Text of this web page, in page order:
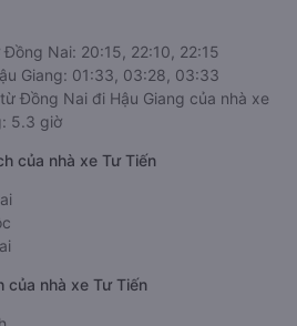
Nai: 20:15, 22:10, 22:15
Giang: 01:33, 03:28, 03:33
Đồng Nai đi Hậu Giang của nhà xe
5.3 giờ
của nhà xe Tư Tiến
của nhà xe Tư Tiến